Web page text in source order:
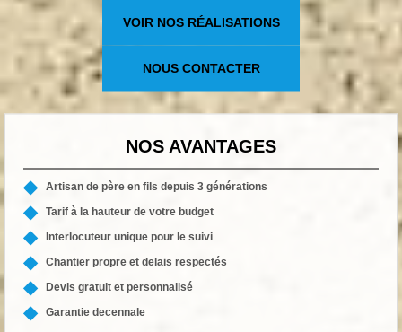
VOIR NOS RÉALISATIONS
NOUS CONTACTER
NOS AVANTAGES
Artisan de père en fils depuis 3 générations
Tarif à la hauteur de votre budget
Interlocuteur unique pour le suivi
Chantier propre et delais respectés
Devis gratuit et personnalisé
Garantie decennale